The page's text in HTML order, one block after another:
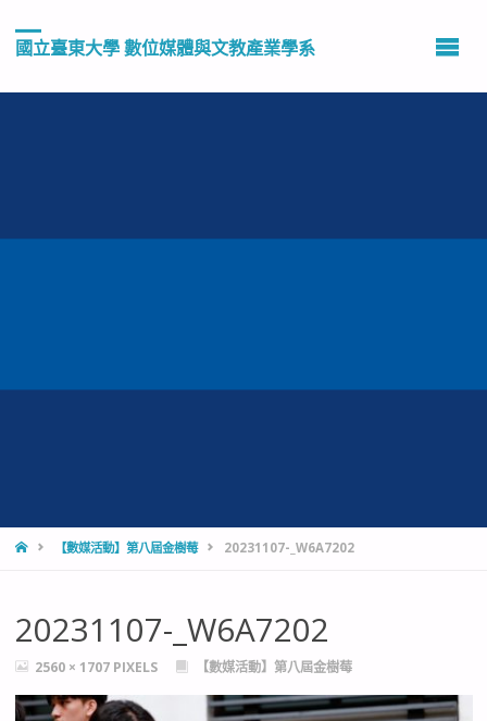
國立臺東大學 數位媒體與文教產業學系
HOME【數媒活動】第八屆金樹莓 20231107-_W6A7202
20231107-_W6A7202
FULL2560 × 1707 PIXELS 【數媒活動】第八屆金樹莓